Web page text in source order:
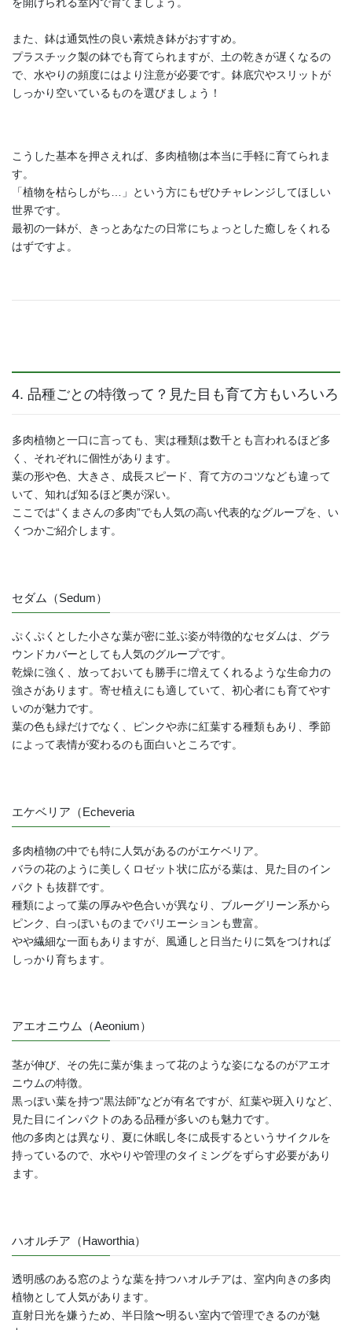
また、鉢は通気性の良い素焼き鉢がおすすめ。
プラスチック製の鉢でも育てられますが、土の乾きが遅くなるの
で、水やりの頻度にはより注意が必要です。鉢底穴やスリットが
しっかり空いているものを選びましょう！
こうした基本を押さえれば、多肉植物は本当に手軽に育てられま
す。
「植物を枯らしがち…」という方にもぜひチャレンジしてほしい
世界です。
最初の一鉢が、きっとあなたの日常にちょっとした癒しをくれる
はずですよ。
4. 品種ごとの特徴って？見た目も育て方もいろいろ
多肉植物と一口に言っても、実は種類は数千とも言われるほど多
く、それぞれに個性があります。
葉の形や色、大きさ、成長スピード、育て方のコツなども違って
いて、知れば知るほど奥が深い。
ここでは“くまさんの多肉”でも人気の高い代表的なグループを、い
くつかご紹介します。
セダム（Sedum）
ぷくぷくとした小さな葉が密に並ぶ姿が特徴的なセダムは、グラ
ウンドカバーとしても人気のグループです。
乾燥に強く、放っておいても勝手に増えてくれるような生命力の
強さがあります。寄せ植えにも適していて、初心者にも育てやす
いのが魅力です。
葉の色も緑だけでなく、ピンクや赤に紅葉する種類もあり、季節
によって表情が変わるのも面白いところです。
エケベリア（Echeveria
多肉植物の中でも特に人気があるのがエケベリア。
バラの花のように美しくロゼット状に広がる葉は、見た目のイン
パクトも抜群です。
種類によって葉の厚みや色合いが異なり、ブルーグリーン系から
ピンク、白っぽいものまでバリエーションも豊富。
やや繊細な一面もありますが、風通しと日当たりに気をつければ
しっかり育ちます。
アエオニウム（Aeonium）
茎が伸び、その先に葉が集まって花のような姿になるのがアエオ
ニウムの特徴。
黒っぽい葉を持つ“黒法師”などが有名ですが、紅葉や斑入りなど、
見た目にインパクトのある品種が多いのも魅力です。
他の多肉とは異なり、夏に休眠し冬に成長するというサイクルを
持っているので、水やりや管理のタイミングをずらす必要があり
ます。
ハオルチア（Haworthia）
透明感のある窓のような葉を持つハオルチアは、室内向きの多肉
植物として人気があります。
直射日光を嫌うため、半日陰〜明るい室内で管理できるのが魅